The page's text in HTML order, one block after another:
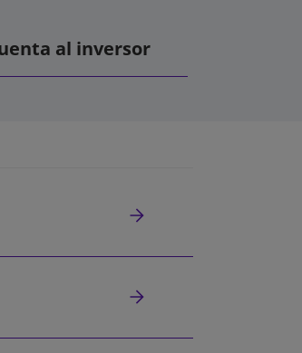
al inversor